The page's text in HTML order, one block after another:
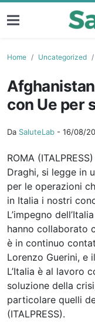
Home Uncategorized
con Ue per
Da SaluteLab - 16/08/
ROMA
Draghi, si legge in
per le operazioni
in Italia i nostri
L’impegno
hanno collaborato
è in continuo
Lorenzo Guerini, e
L’Italia è al lavoro
soluzione della
particolare quelli
(ITALPRESS).